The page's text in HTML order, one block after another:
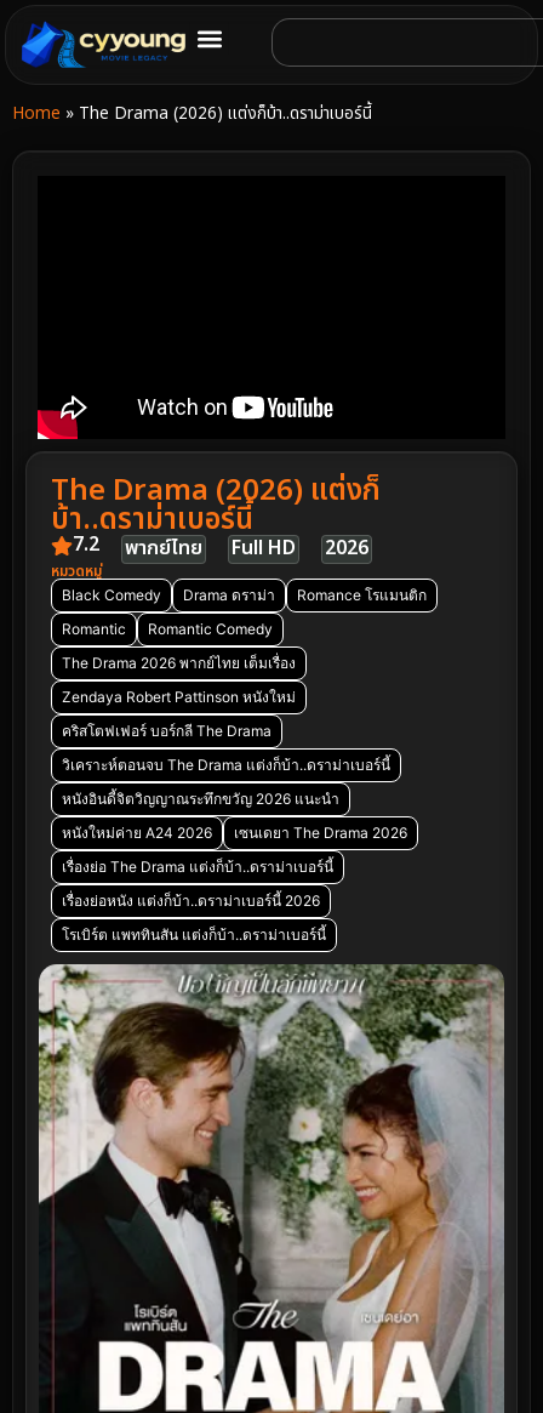
Home » The Drama (2026) แต่งก็บ้า..ดราม่าเบอร์นี้
The Drama (2026) แต่งก็
บ้า..ดราม่าเบอร์นี้
7.2 พากย์ไทย Full HD 2026
หมวดหมู่
Black Comedy Drama ดราม่า
Romance โรแมนติก
Romantic
Romantic Comedy
The Drama 2026 พากย์ไทย เต็มเรื่อง
Zendaya Robert Pattinson หนังใหม่
คริสโตฟเฟอร์ บอร์กลี The Drama
วิเคราะห์ตอนจบ The Drama แต่งก็บ้า..ดราม่าเบอร์นี้
หนังอินดี้จิตวิญญาณระทึกขวัญ 2026 แนะนำ
หนังใหม่ค่าย A24 2026
เซนเดยา The Drama 2026
เรื่องย่อ The Drama แต่งก็บ้า..ดราม่าเบอร์นี้
เรื่องย่อหนัง แต่งก็บ้า..ดราม่าเบอร์นี้ 2026
โรเบิร์ต แพททินสัน แต่งก็บ้า..ดราม่าเบอร์นี้